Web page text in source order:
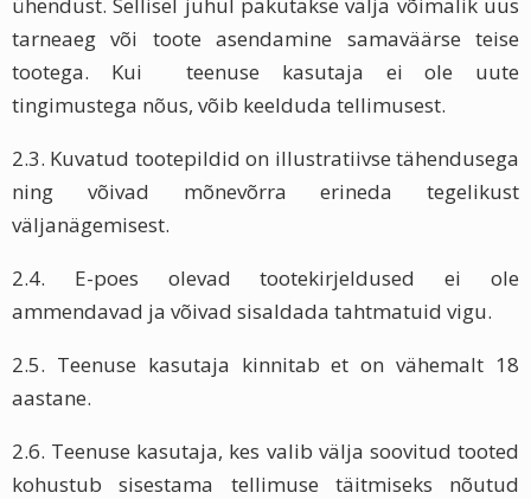
tarneaeg või toote asendamine samaväärse teise
tootega. Kui teenuse kasutaja ei ole uute
tingimustega nõus, võib keelduda tellimusest.
2.3. Kuvatud tootepildid on illustratiivse tähendusega
ning võivad mõnevõrra erineda tegelikust
väljanägemisest.
2.4. E-poes olevad tootekirjeldused ei ole
ammendavad ja võivad sisaldada tahtmatuid vigu.
2.5. Teenuse kasutaja kinnitab et on vähemalt 18
aastane.
2.6. Teenuse kasutaja, kes valib välja soovitud tooted
kohustub sisestama tellimuse täitmiseks nõutud